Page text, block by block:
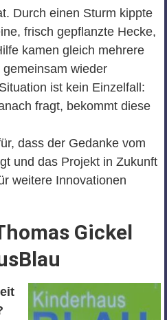
Durch einen Sturm kippte
frisch gepflanzte Hecke,
kamen gleich mehrere
wieder
ist kein Einzelfall:
fragt, bekommt diese
dass der Gedanke vom
und das Projekt in Zukunft
weitere Innovationen
Gickel